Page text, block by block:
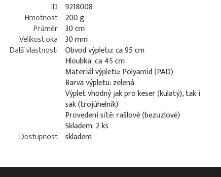
ID 9218008
Hmotnost 200 g
Průměr 30 cm
Velikost oka 30 mm
Další vlastnosti Obvod výpletu: ca 95 cm
Hloubka: ca 45 cm
Materiál výpletu: Polyamid (PAD)
Barva výpletu: zelená
Výplet vhodný jak pro keser (kulatý), tak i
sak (trojúhelník)
Provedení sítě: rašlové (bezuzlové)
Skladem: 2 ks
Dostupnost skladem